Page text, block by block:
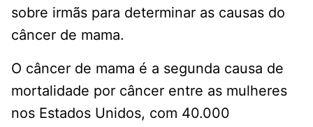
sobre irmãs para determinar as causas do
câncer de mama.
O câncer de mama é a segunda causa de
mortalidade por câncer entre as mulheres
nos Estados Unidos, com 40.000